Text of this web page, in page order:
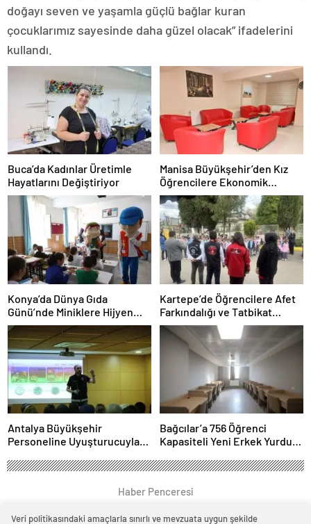
doğayı seven ve yaşamla güçlü bağlar kuran
çocuklarımız sayesinde daha güzel olacak” ifadelerini
kullandı.
Buca’da Kadınlar Üretimle
Hayatlarını Değiştiriyor
Manisa Büyükşehir’den Kız
Öğrencilere Ekonomik
Konaklama İmkanı
Konya’da Dünya Gıda
Günü’nde Miniklere Hijyen
Eğitimi
Kartepe’de Öğrencilere Afet
Farkındalığı ve Tatbikat
Eğitimi
Antalya Büyükşehir
Personeline Uyuşturucuyla
Bağcılar’a 756 Öğrenci
Kapasiteli Yeni Erkek Yurdu
Haber Penceresi
Veri politikasındaki amaçlarla sınırlı ve mevzuata uygun şekilde